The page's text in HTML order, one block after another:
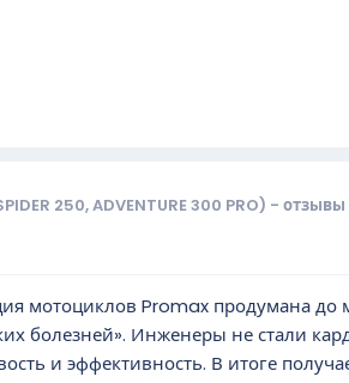
250, ADVENTURE 300 PRO) -
мотоциклов Promax продумана
болезней». Инженеры не стали
и эффективность. В итоге